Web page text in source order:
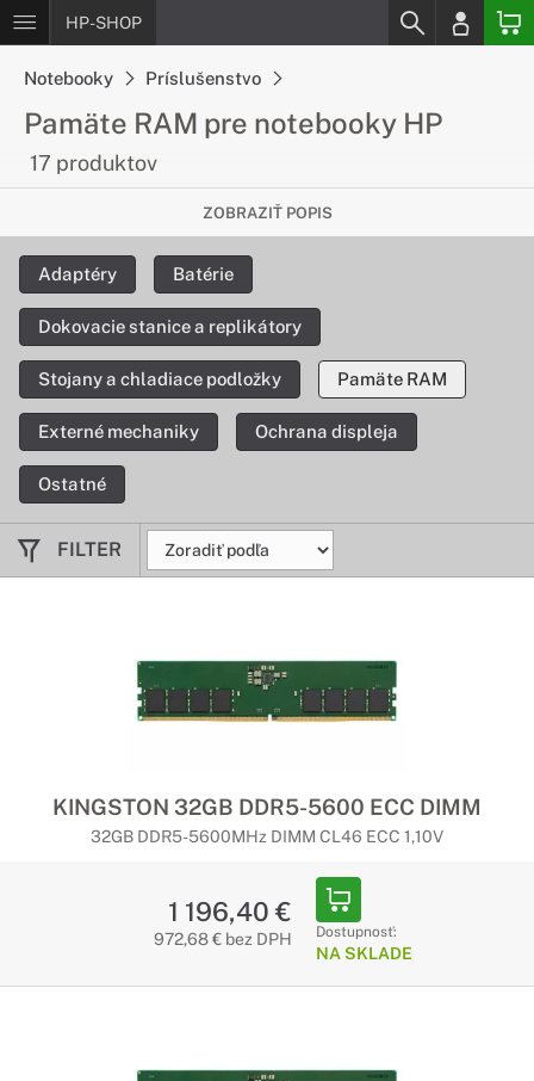
HP-SHOP
Notebooky Príslušenstvo
Pamäte RAM pre notebooky HP
17 produktov
Vylepšite rýchlosť Vášho notebooku
Operačná pamäť RAM je dôležitou súčasťou každého
notebooku. Vďaka nej dokáže zvládať notebook náročné
ZOBRAZIŤ POPIS
Adaptéry Batérie
Dokovacie stanice a replikátory
Stojany a chladiace podložky Pamäte RAM
Externé mechaniky Ochrana displeja
Ostatné
FILTER
KINGSTON 32GB DDR5-5600 ECC DIMM
32GB DDR5-5600MHz DIMM CL46 ECC 1,10V
1 196,40 €
972,68 € bez DPH Dostupnosť:
NA SKLADE